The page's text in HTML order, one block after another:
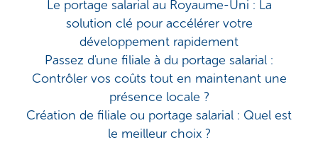
Le portage salarial au Royaume-Uni : La
solution clé pour accélérer votre
développement rapidement
Passez d'une filiale à du portage salarial :
Contrôler vos coûts tout en maintenant une
présence locale ?
Création de filiale ou portage salarial : Quel est
le meilleur choix ?